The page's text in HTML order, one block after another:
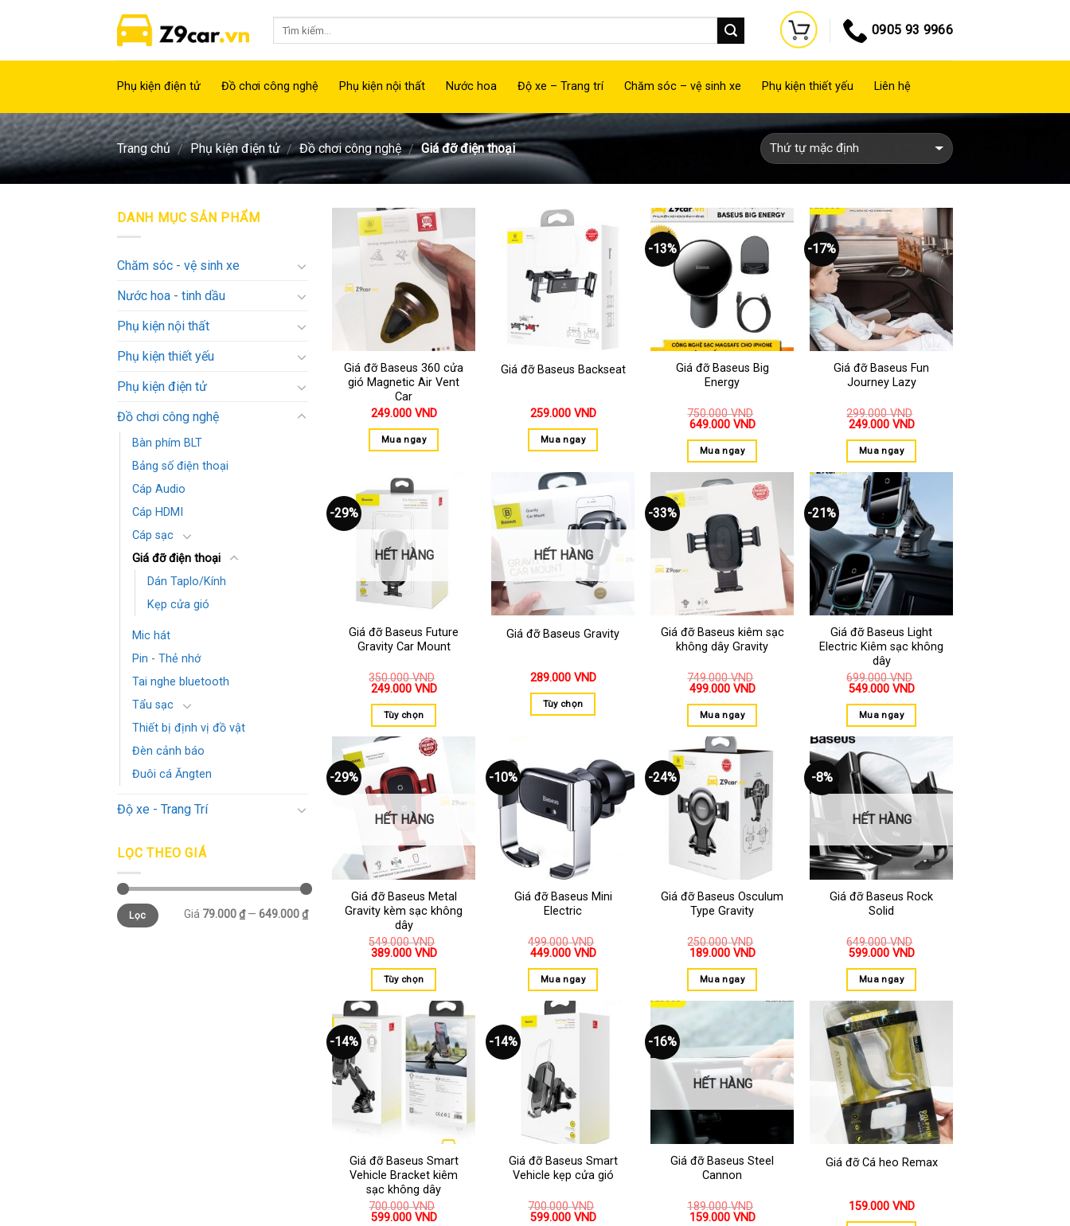
0905 93 9966
Phụ kiện điện tử Đồ chơi công nghệ Phụ kiện nội thất Nước hoa Độ xe – Trang trí Chăm sóc – vệ sinh xe Phụ kiện thiết yếu Liên hệ
Trang chủ / Phụ kiện điện tử / Đồ chơi công nghệ / Giá đỡ điện thoại
DANH MỤC SẢN PHẨM
Chăm sóc - vệ sinh xe
Nước hoa - tinh dầu
Phụ kiện nội thất
Phụ kiện thiết yếu
Phụ kiện điện tử
Đồ chơi công nghệ
Bàn phím BLT
Bảng số điện thoại
Cáp Audio
Cáp HDMI
Cáp sạc
Giá đỡ điện thoại
Dán Taplo/Kính
Kẹp cửa gió
Mic hát
Pin - Thẻ nhớ
Tai nghe bluetooth
Tẩu sạc
Thiết bị định vị đồ vật
Đèn cảnh báo
Đuôi cá Ăngten
Độ xe - Trang Trí
LỌC THEO GIÁ
Lọc Giá 79.000 ₫— 649.000 ₫
Thêm
vào
yêu
thích
Giá đỡ Baseus 360 cửa
gió Magnetic Air Vent
Car
249.000 VND
Mua ngay
Thêm
yêu
thích
Giá đỡ Baseus Backseat
259.000 VND
Mua ngay
-13%
Thêm
vào
yêu
Giá đỡ Baseus Big
Energy
750.000VND
649.000 VND
Mua ngay
-17%
Thêm
vào
yêu
thích
Giá đỡ Baseus Fun
Journey Lazy
299.000VND
249.000 VND
Mua ngay
-29%
HẾT HÀNG
Giá đỡ Baseus Future
Gravity Car Mount
350.000VND
249.000 VND
Tùy chọn
Thêm
vào
yêu
thích
HẾT HÀNG
Giá đỡ Baseus Gravity
289.000 VND
Tùy chọn
-33%
thích
Giá đỡ Baseus kiêm sạc
không dây Gravity
749.000VND
499.000 VND
Mua ngay
-21%
Thêm
vào
yêu
thích
Giá đỡ Baseus Light
Electric Kiêm sạc không
dây
699.000VND
549.000 VND
Mua ngay
-29%
yêu
HẾT HÀNG
Giá đỡ Baseus Metal
Gravity kèm sạc không
dây
549.000VND
389.000 VND
Tùy chọn
-10%
Thêm
vào
yêu
thích
Giá đỡ Baseus Mini
Electric
499.000VND
449.000 VND
Mua ngay
-24%
Thêm
vào
yêu
thích
Giá đỡ Baseus Osculum
Type Gravity
250.000VND
189.000 VND
Mua ngay
-8%
Thêm
vào
thích
HẾT HÀNG
Giá đỡ Baseus Rock
Solid
649.000VND
599.000 VND
Mua ngay
-14%
Thêm
vào
yêu
thích
Giá đỡ Baseus Smart
Vehicle Bracket kiêm
sạc không dây
700.000VND
599.000 VND
-14%
Giá đỡ Baseus Smart
Vehicle kẹp cửa gió
700.000VND
599.000 VND
-16%
Thêm
vào
yêu
thích
HẾT HÀNG
Giá đỡ Baseus Steel
Cannon
189.000VND
159.000 VND
Thêm
vào
yêu
thích
Giá đỡ Cá heo Remax
159.000 VND